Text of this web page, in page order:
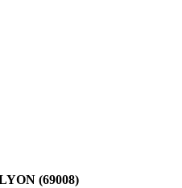
(69008)